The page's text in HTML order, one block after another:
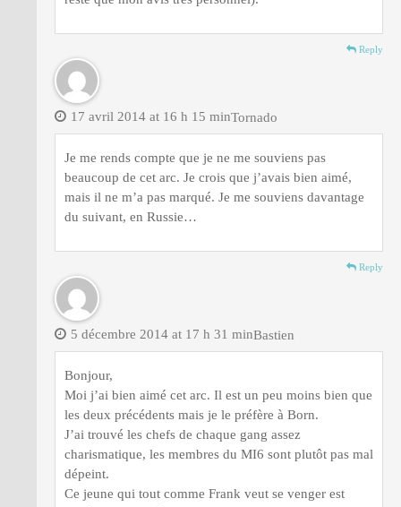
Reply
Tornado
17 avril 2014 at 16 h 15 min
Je me rends compte que je ne me souviens pas
beaucoup de cet arc. Je crois que j’avais bien aimé,
mais il ne m’a pas marqué. Je me souviens davantage
du suivant, en Russie…
Reply
Bastien
5 décembre 2014 at 17 h 31 min
Bonjour,
Moi j’ai bien aimé cet arc. Il est un peu moins bien que
les deux précédents mais je le préfère à Born.
J’ai trouvé les chefs de chaque gang assez
charismatique, les membres du MI6 sont plutôt pas mal
dépeint.
Ce jeune qui tout comme Frank veut se venger est